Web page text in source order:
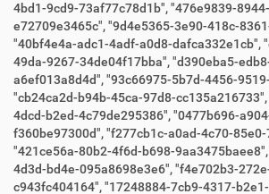
4bd1-9cd9-73af77c78d1b", "476e9839-8944-4b48-97d3-
e72709e3465c", "9d4e5365-3e90-418c-8361-abc049351004",
"40bf4e4a-adc1-4adf-a0d8-dafca332e1cb", "eb223458-3b30-
49da-9267-34de04f17bba", "d390eba5-edb8-40c0-abd9-
a6ef013a8d4d", "93c66975-5b7d-4456-9519-d99dac577481",
"cb24ca2d-b94b-45ca-97d8-cc135a216733", "03b33d25-ca2a-
4dcd-b2ed-4c79de295386", "0477b696-a904-4389-ba17-
f360be97300d", "f277cb1c-a0ad-4c70-85e0-71cdcd7ec5b9",
"421ce56a-80b2-4f6d-b698-9aa3475baee8", "9f5c9c50-2d8d-
4d3d-bd4e-095a8698e3e6", "f4e702b3-272e-49ac-9bdf-